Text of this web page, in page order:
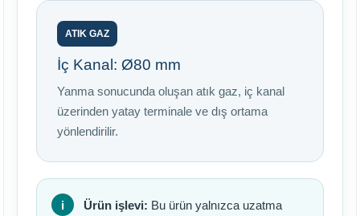
ATIK GAZ
İç Kanal: Ø80 mm
Yanma sonucunda oluşan atık gaz, iç kanal
üzerinden yatay terminale ve dış ortama
yönlendirilir.
Ürün işlevi: Bu ürün yalnızca uzatma